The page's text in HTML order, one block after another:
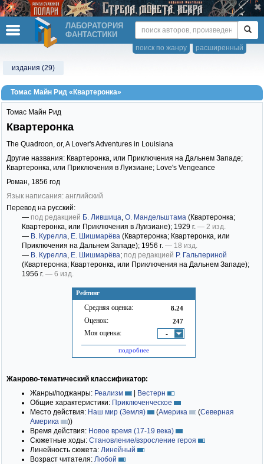
ЛАБОРАТОРИЯ
ФАНТАСТИКИ
расширенный
поиск по жанру
издания (29)
Томас Майн Рид «Квартеронка»
Рейтинг
Средняя оценка: 8.24
Оценок: 247
Моя оценка: -
подробнее
Томас Майн Рид
Квартеронка
The Quadroon, or, A Lover's Adventures in Louisiana
Другие названия: Квартеронка, или Приключения на Дальнем Западе;
Квартеронка, или Приключения в Луизиане; Love's Vengeance
Роман, 1856 год
Язык написания: английский
Перевод на русский:
— под редакцией Б. Лившица, О. Мандельштама (Квартеронка;
Квартеронка, или Приключения в Луизиане); 1929 г. — 2 изд.
— В. Курелла, Е. Шишмарёва (Квартеронка; Квартеронка, или
Приключения на Дальнем Западе); 1956 г. — 18 изд.
— В. Курелла, Е. Шишмарёва; под редакцией Р. Гальпериной
(Квартеронка; Квартеронка, или Приключения на Дальнем Западе);
1956 г. — 6 изд.
Жанрово-тематический классификатор:
Жанры/поджанры: Реализм | Вестерн
Общие характеристики: Приключенческое
Место действия: Наш мир (Земля) (Америка (Северная
Америка
))
Время действия: Новое время (17-19 века)
Сюжетные ходы: Становление/взросление героя
Линейность сюжета: Линейный
Возраст читателя: Любой